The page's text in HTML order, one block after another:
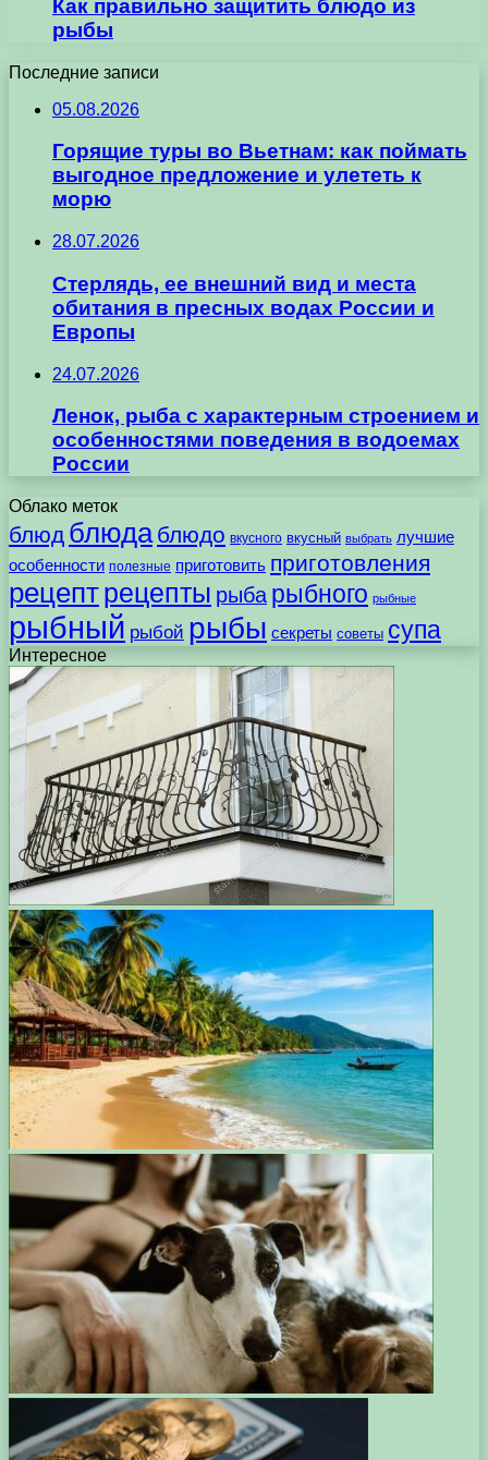
Как правильно защитить блюдо из
рыбы
Последние записи
05.08.2026
Горящие туры во Вьетнам: как поймать
выгодное предложение и улететь к
морю
28.07.2026
Стерлядь, ее внешний вид и места
обитания в пресных водах России и
Европы
24.07.2026
Ленок, рыба с характерным строением и
особенностями поведения в водоемах
России
Облако меток
блюд блюда блюдо вкусного вкусный выбрать лучшие
особенности полезные приготовить приготовления
рецептрецепты рыба рыбного рыбные
рыбный рыбой рыбы секреты советы супа
Интересное